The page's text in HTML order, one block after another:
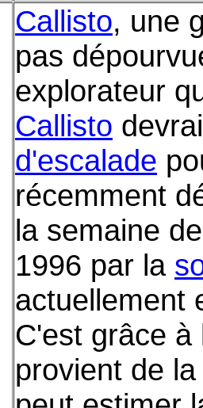
Callisto, une
pas
explorateur
Callisto
d'escalade
récemment
la semaine
1996 par la
actuellement
C'est grâce
provient de